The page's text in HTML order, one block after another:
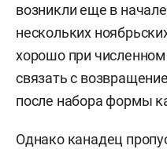
возникли еще в
нескольких
хорошо при
связать с
после набора формы
Однако канадец